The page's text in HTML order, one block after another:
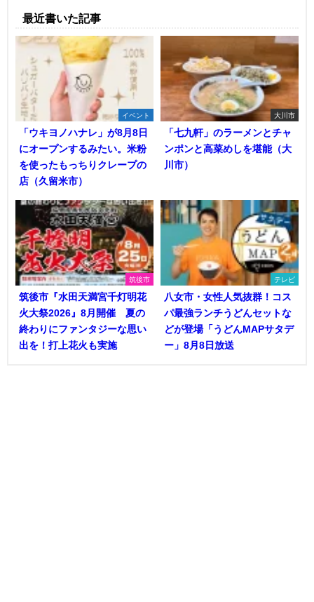
最近書いた記事
イベント
「ウキヨノハナレ」が8月8日
にオープンするみたい。米粉
を使ったもっちりクレープの
店（久留米市）
大川市
「七九軒」のラーメンとチャ
ンポンと高菜めしを堪能（大
川市）
筑後市
筑後市『水田天満宮千灯明花
火大祭2026』8月開催 夏の
終わりにファンタジーな思い
出を！打上花火も実施
テレビ
八女市・女性人気抜群！コス
パ最強ランチうどんセットな
どが登場「うどんMAPサタデ
ー」8月8日放送